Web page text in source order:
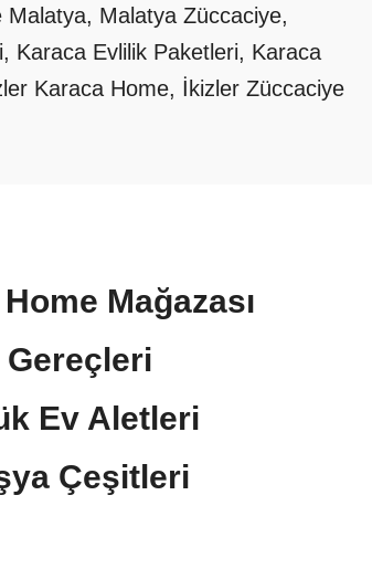
Malatya Züccaciye,
Karaca Evlilik Paketleri, Karaca
Karaca Home, İkizler Züccaciye
Mağazası
Ev Aletleri
Çeşitleri